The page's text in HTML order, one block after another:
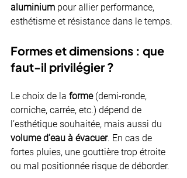
aluminium pour allier performance,
esthétisme et résistance dans le temps.
Formes et dimensions : que
faut-il privilégier ?
Le choix de la forme (demi-ronde,
corniche, carrée, etc.) dépend de
l’esthétique souhaitée, mais aussi du
volume d’eau à évacuer. En cas de
fortes pluies, une gouttière trop étroite
ou mal positionnée risque de déborder.